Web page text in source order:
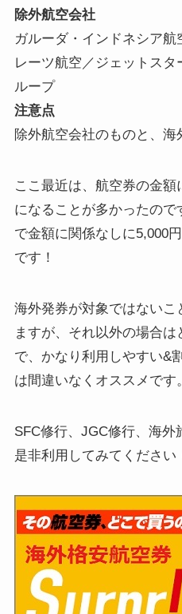
除外航空会社
ガルーダ・インドネシア航
レーツ航空／ジェットス
ループ
注意点
除外航空会社のものと、 海
ここ最近は、航空券の金額
になることが多かったの
で金額に関係なしに5,000
です！
海外発券が対象ではないこ
ますが、それ以外の場合
で、かなり利用しやすい&
は間違いなくオススメです。
SFC修行、JGC修行、海
是非利用してみてください